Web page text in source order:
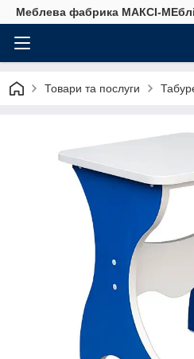
Меблева фабрика МАКСІ-МЕблі
Товари та послуги